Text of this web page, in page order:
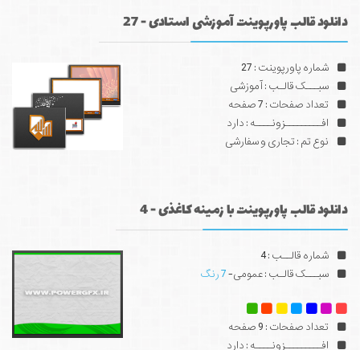
دانلود قالب پاورپوینت آموزشی استادی - 27
شماره پاورپوینت : 27
سبـــک قالـب : آموزشی
تعداد صفحات : 7 صفحه
افـــــــــزونــــه : دارد
نوع تم : تجاری و سفارشی
دانلود قالب پاورپوینت با زمینه کاغذی - 4
شماره قالــب : 4
سبـــک قالـب : عمومی-7 رنگ
تعداد صفحات : 9 صفحه
افـــــــــزونــــه : دارد